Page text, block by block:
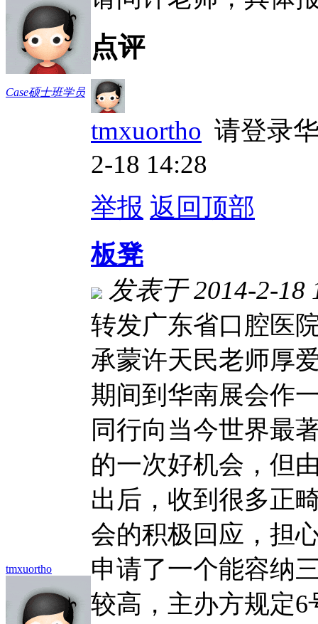
Case硕士班学员
点评
tmxuortho 请登录
2-18 14:28
举报 返回顶部
tmxuortho
板凳
发表于 2014-2-18
转发广东省口腔医
承蒙许天民老师厚
期间到华南展会作
同行向当今世界最
的一次好机会，但
出后，收到很多正
会的积极回应，担
申请了一个能容纳
较高，主办方规定6